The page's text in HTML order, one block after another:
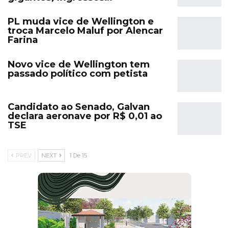
PL muda vice de Wellington e
troca Marcelo Maluf por Alencar
Farina
Novo vice de Wellington tem
passado político com petista
Candidato ao Senado, Galvan
declara aeronave por R$ 0,01 ao
TSE
PREV NEXT 1 De 15